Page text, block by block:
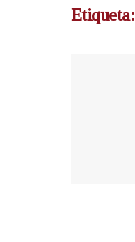
Etiqueta: